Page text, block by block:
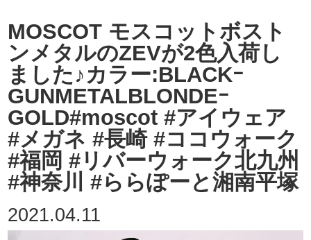
MOSCOT モスコットボスト
ンメタルのZEVが2色入荷し
ました♪カラー:BLACKｰ
GUNMETALBLONDEｰ
GOLD#moscot #アイウェア
#メガネ #長崎 #ココウォーク
#福岡 #リバーウォーク北九州
#神奈川 #ららぽーと湘南平塚
2021.04.11